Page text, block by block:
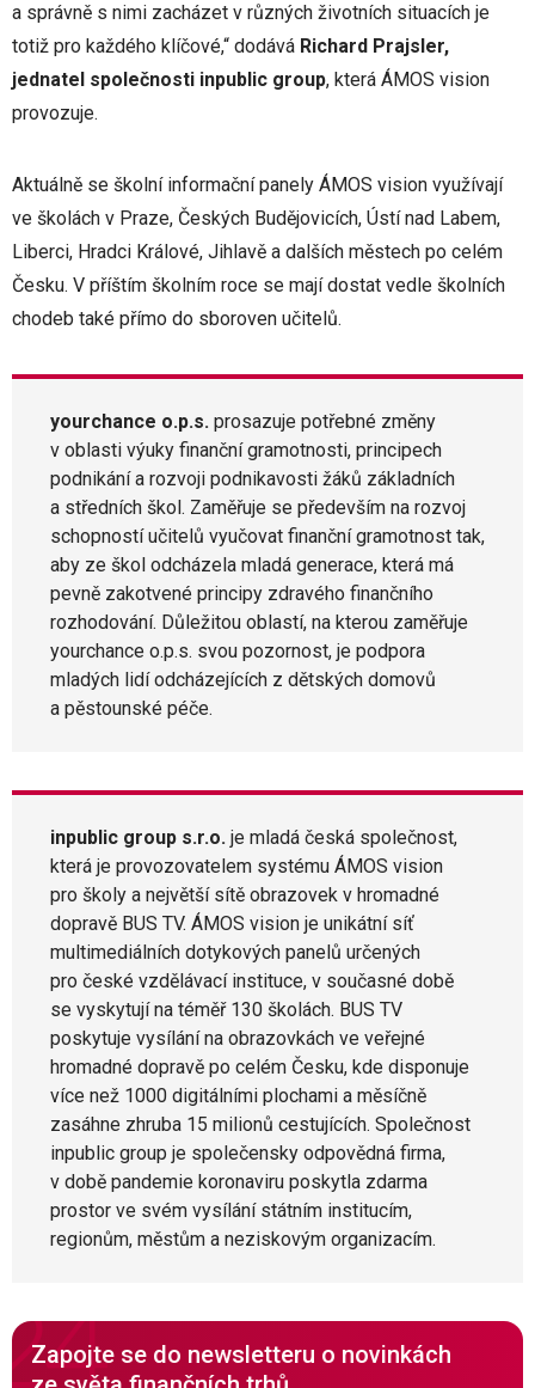
a správně s nimi zacházet v různých životních situacích je
totiž pro každého klíčové,“ dodává Richard Prajsler,
jednatel společnosti inpublic group, která ÁMOS vision
provozuje.
Aktuálně se školní informační panely ÁMOS vision využívají
ve školách v Praze, Českých Budějovicích, Ústí nad Labem,
Liberci, Hradci Králové, Jihlavě a dalších městech po celém
Česku. V příštím školním roce se mají dostat vedle školních
chodeb také přímo do sboroven učitelů.
yourchance o.p.s. prosazuje potřebné změny
v oblasti výuky finanční gramotnosti, principech
podnikání a rozvoji podnikavosti žáků základních
a středních škol. Zaměřuje se především na rozvoj
schopností učitelů vyučovat finanční gramotnost tak,
aby ze škol odcházela mladá generace, která má
pevně zakotvené principy zdravého finančního
rozhodování. Důležitou oblastí, na kterou zaměřuje
yourchance o.p.s. svou pozornost, je podpora
mladých lidí odcházejících z dětských domovů
a pěstounské péče.
inpublic group s.r.o. je mladá česká společnost,
která je provozovatelem systému ÁMOS vision
pro školy a největší sítě obrazovek v hromadné
dopravě BUS TV. ÁMOS vision je unikátní síť
multimediálních dotykových panelů určených
pro české vzdělávací instituce, v současné době
se vyskytují na téměř 130 školách. BUS TV
poskytuje vysílání na obrazovkách ve veřejné
hromadné dopravě po celém Česku, kde disponuje
více než 1000 digitálními plochami a měsíčně
zasáhne zhruba 15 milionů cestujících. Společnost
inpublic group je společensky odpovědná firma,
v době pandemie koronaviru poskytla zdarma
prostor ve svém vysílání státním institucím,
regionům, městům a neziskovým organizacím.
Zapojte se do newsletteru o novinkách